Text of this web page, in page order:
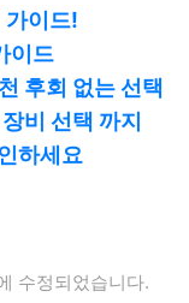
가이드!
이드
후회 없는 선택
비 선택 까지
하세요
수정되었습니다.